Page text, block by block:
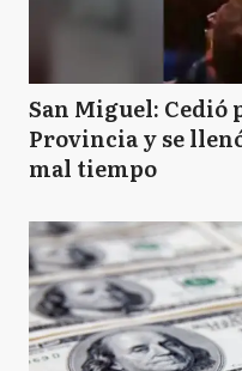
San Miguel: Cedió
Provincia y se
mal tiempo